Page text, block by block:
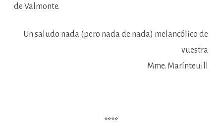
de Valmonte.
Un saludo nada (pero nada de nada) melancólico de
vuestra
Mme. Marínteuill
****